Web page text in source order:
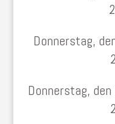
Donnerstag,
Donnerstag,